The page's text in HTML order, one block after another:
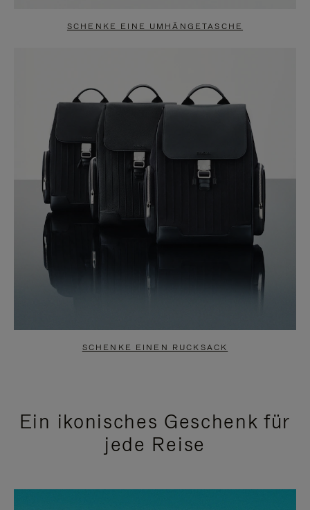
SCHENKE EINE UMHÄNGETASCHE
SCHENKE EINEN RUCKSACK
Ein ikonisches Geschenk für
jede Reise